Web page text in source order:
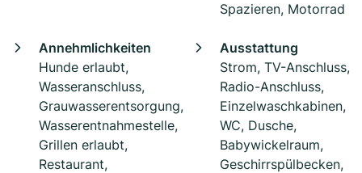
Spazieren, Motorrad
Annehmlichkeiten
Hunde erlaubt,
Wasseranschluss,
Grauwasserentsorgung,
Wasserentnahmestelle,
Grillen erlaubt,
Restaurant,
Ausstattung
Strom, TV-Anschluss,
Radio-Anschluss,
Einzelwaschkabinen,
WC, Dusche,
Babywickelraum,
Geschirrspülbecken,